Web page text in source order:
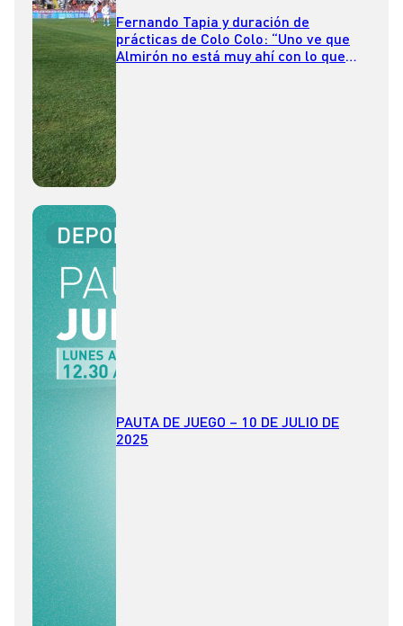
Fernando Tapia y duración de
prácticas de Colo Colo: “Uno ve que
Almirón no está muy ahí con lo que
PAUTA DE JUEGO – 10 DE JULIO DE
2025